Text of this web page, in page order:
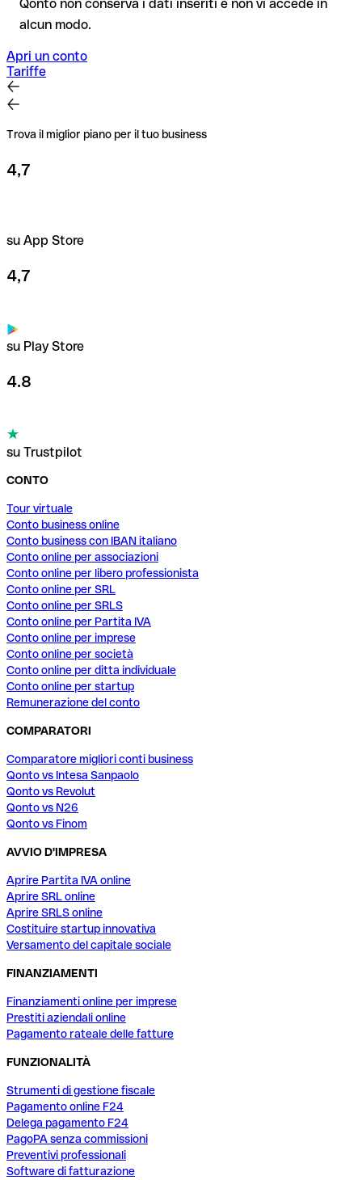
per importi elevati o nuovi rapporti commerciali.
Qonto non conserva i dati inseriti e non vi accede in
alcun modo.
Apri un conto
Tariffe
Trova il miglior piano per il tuo business
4,7
su App Store
4,7
su Play Store
4.8
su Trustpilot
CONTO
Tour virtuale
Conto business online
Conto business con IBAN italiano
Conto online per associazioni
Conto online per libero professionista
Conto online per SRL
Conto online per SRLS
Conto online per Partita IVA
Conto online per imprese
Conto online per società
Conto online per ditta individuale
Conto online per startup
Remunerazione del conto
COMPARATORI
Comparatore migliori conti business
Qonto vs Intesa Sanpaolo
Qonto vs Revolut
Qonto vs N26
Qonto vs Finom
AVVIO D'IMPRESA
Aprire Partita IVA online
Aprire SRL online
Aprire SRLS online
Costituire startup innovativa
Versamento del capitale sociale
FINANZIAMENTI
Finanziamenti online per imprese
Prestiti aziendali online
Pagamento rateale delle fatture
FUNZIONALITÀ
Strumenti di gestione fiscale
Pagamento online F24
Delega pagamento F24
PagoPA senza commissioni
Preventivi professionali
Software di fatturazione